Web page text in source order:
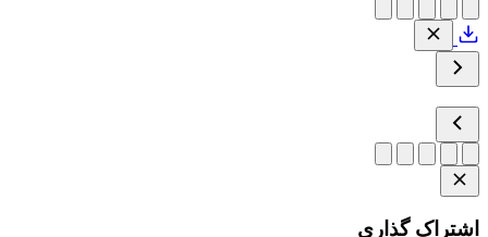
اشتراک گذاری